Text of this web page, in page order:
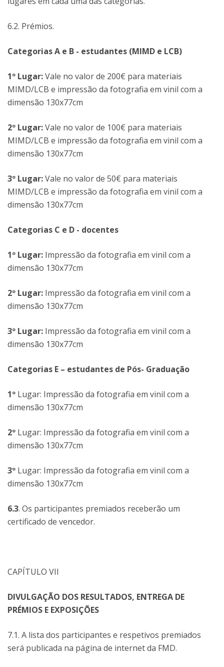
6.2. Prémios.
Categorias A e B - estudantes (MIMD e LCB)
1º Lugar:Vale no valor de 200€ para materiais
MIMD/LCB e impressão da fotografia em vinil com a
dimensão 130x77cm
2º Lugar:Vale no valor de 100€ para materiais
MIMD/LCB e impressão da fotografia em vinil com a
dimensão 130x77cm
3º Lugar:Vale no valor de 50€ para materiais
MIMD/LCB e impressão da fotografia em vinil com a
dimensão 130x77cm
Categorias C e D - docentes
1º Lugar: Impressão da fotografia em vinil com a
dimensão 130x77cm
2º Lugar: Impressão da fotografia em vinil com a
dimensão 130x77cm
3º Lugar: Impressão da fotografia em vinil com a
dimensão 130x77cm
Categorias E – estudantes de Pós- Graduação
1º Lugar: Impressão da fotografia em vinil com a
dimensão 130x77cm
2º Lugar: Impressão da fotografia em vinil com a
dimensão 130x77cm
3º Lugar: Impressão da fotografia em vinil com a
dimensão 130x77cm
6.3. Os participantes premiados receberão um
certificado de vencedor.
CAPÍTULO VII
DIVULGAÇÃO DOS RESULTADOS, ENTREGA DE
PRÉMIOS E EXPOSIÇÕES
7.1. A lista dos participantes e respetivos premiados
será publicada na página de internet da FMD.